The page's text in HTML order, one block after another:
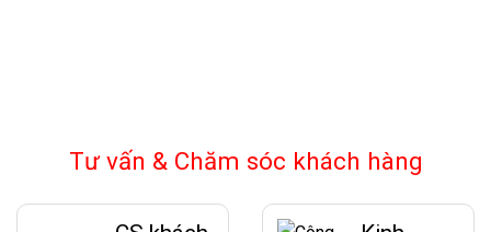
Tư vấn & Chăm sóc khách hàng